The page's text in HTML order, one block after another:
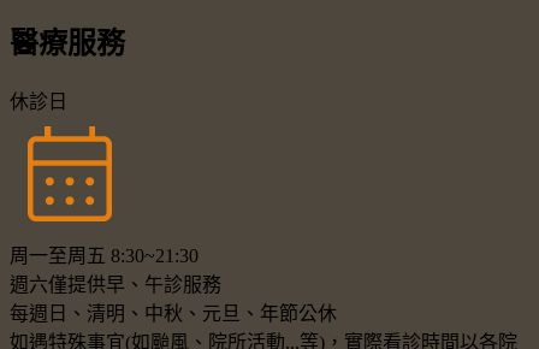
醫療服務
休診日
周一至周五 8:30~21:30
週六僅提供早、午診服務
每週日、清明、中秋、元旦、年節公休
如遇特殊事宜(如颱風、院所活動...等)，實際看診時間以各院